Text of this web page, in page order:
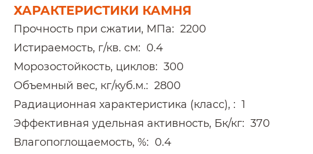
ХАРАКТЕРИСТИКИ КАМНЯ
Прочность при сжатии, МПа: 2200
Истираемость, г/кв. см: 0.4
Морозостойкость, циклов: 300
Объемный вес, кг/куб.м.: 2800
Радиационная характеристика (класс), : 1
Эффективная удельная активность, Бк/кг: 370
Влагопоглощаемость, %: 0.4